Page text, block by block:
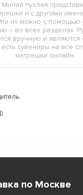
пухлая
и с другими
их можно с помощью
– во всех разделах.
вручную и являются
сувениры на все
матрешки онлайн.
по Москве